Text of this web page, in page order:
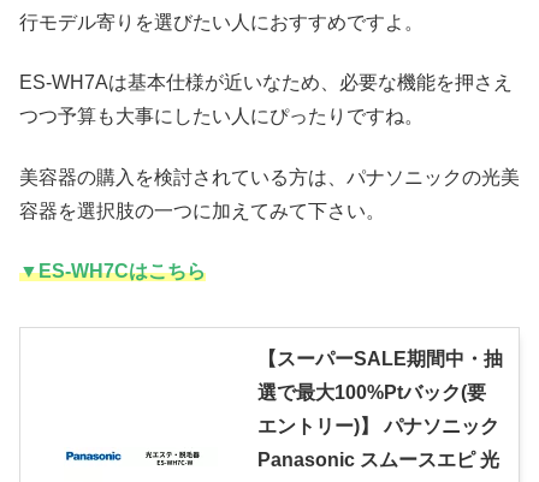
行モデル寄りを選びたい人におすすめですよ。
ES-WH7Aは基本仕様が近いなため、必要な機能を押さえ
つつ予算も大事にしたい人にぴったりですね。
美容器の購入を検討されている方は、パナソニックの光美
容器を選択肢の一つに加えてみて下さい。
▼ES-WH7Cはこちら
【スーパーSALE期間中・抽
選で最大100%Ptバック(要
エントリー)】 パナソニック
Panasonic スムースエピ 光